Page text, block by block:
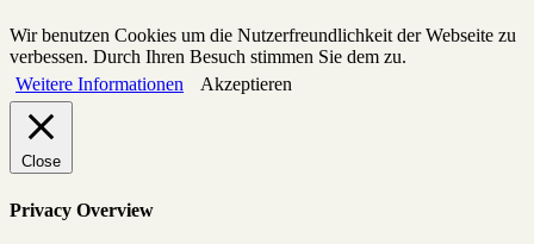
Wir benutzen Cookies um die Nutzerfreundlichkeit der Webseite zu
verbessen. Durch Ihren Besuch stimmen Sie dem zu.
Weitere Informationen
Akzeptieren
Close
Privacy Overview